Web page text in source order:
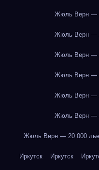
Жюль Верн —
Жюль Верн —
Жюль Верн —
Жюль Верн —
Жюль Верн —
Жюль Верн —
Жюль Верн — 20 000 лье
Иркутск Иркутск